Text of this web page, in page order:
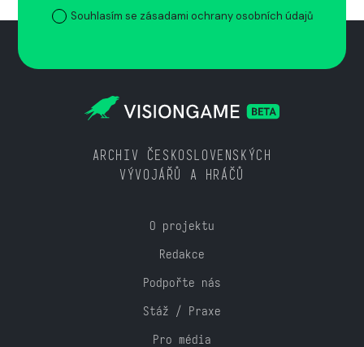
Souhlasím se zásadami ochrany osobních údajů
ARCHIV ČESKOSLOVENSKÝCH
VÝVOJÁŘŮ A HRÁČŮ
O projektu
Redakce
Podpořte nás
Stáž / Praxe
Pro média